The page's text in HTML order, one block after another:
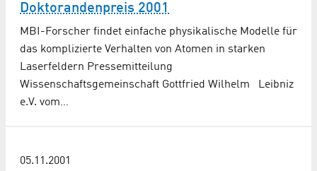
Doktorandenpreis 2001
MBI-Forscher findet einfache physikalische Modelle für
das komplizierte Verhalten von Atomen in starken
Laserfeldern Pressemitteilung
Wissenschaftsgemeinschaft Gottfried Wilhelm Leibniz
e.V. vom…
05.11.2001